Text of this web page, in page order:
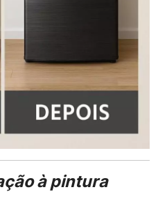
à pintura